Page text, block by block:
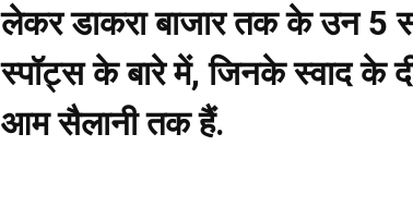
लेकर डाकरा बाजार तक के उन 5
स्पॉट्स के बारे में, जिनके स्वाद के
आम सैलानी तक हैं.